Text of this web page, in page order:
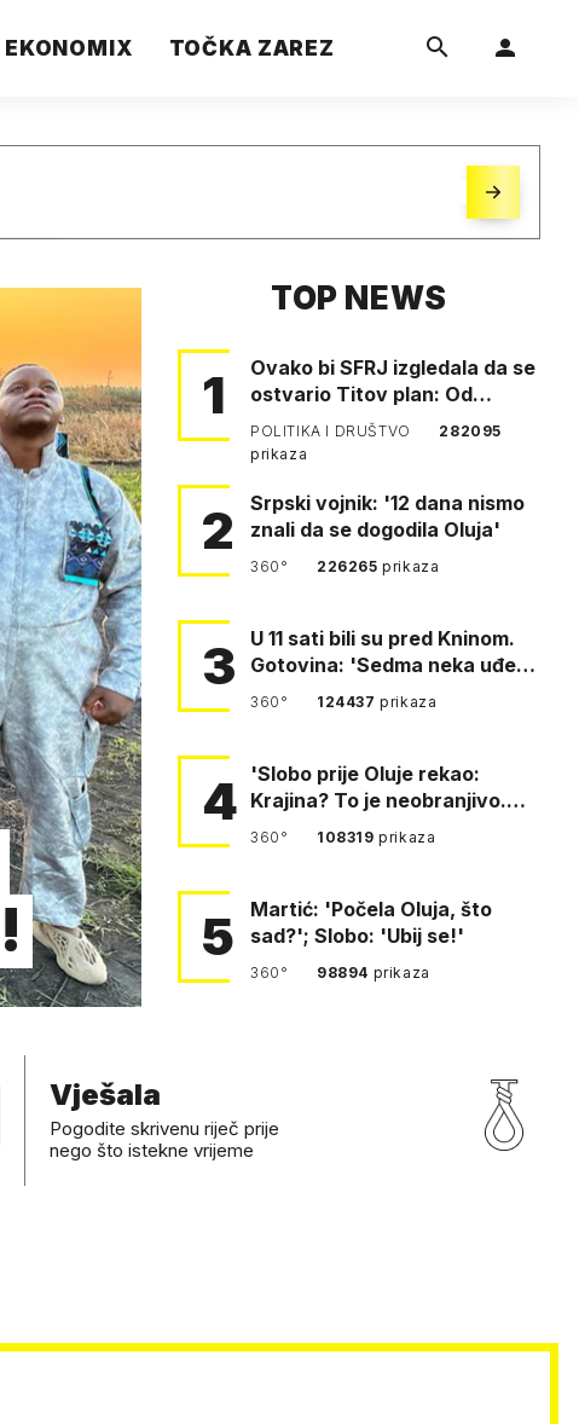
EKONOMIX TOČKA ZAREZ
TOP NEWS
1
Ovako bi SFRJ izgledala da se
ostvario Titov plan: Od
Klagenfurta do Istanbula!
POLITIKA I DRUŠTVO
282095
prikaza
2
Srpski vojnik: '12 dana nismo
znali da se dogodila Oluja'
360° 226265prikaza
3
U 11 sati bili su pred Kninom.
Gotovina: 'Sedma neka uđe,
4. gardijska neka g…
360° 124437prikaza
4
'Slobo prije Oluje rekao:
Krajina? To je neobranjivo.
Tuđmana zvao Krivousti'
360° 108319prikaza
5
Martić: 'Počela Oluja, što
sad?'; Slobo: 'Ubij se!'
360° 98894 prikaza
Vješala
Pogodite skrivenu riječ prije
nego što istekne vrijeme